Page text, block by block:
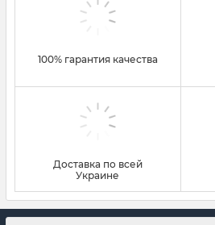
100% гарантия качества
Доставка по всей
Украине